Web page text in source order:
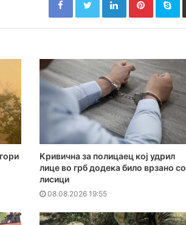
Кривична за полицаец кој удрил
лице во грб додека било врзано со
лисици
08.08.2026 19:55